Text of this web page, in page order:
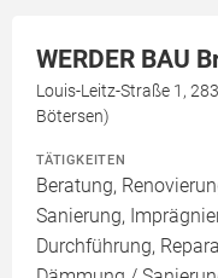
WERDER BAU
Louis-Leitz-Straße 1,
Bötersen)
TÄTIGKEITEN
Beratung,
Sanierung,
Durchführung,